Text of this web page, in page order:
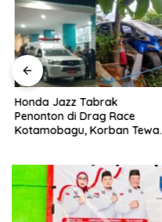
Honda Jazz Tabrak
Penonton di Drag Race
Kotamobagu, Korban Tewas